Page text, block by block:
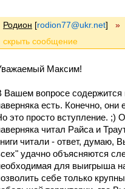
Родион [rodion77@ukr.net] »
Максим!
Вашем вопросе содержится
есть. Конечно, они
это просто вступление. ;)
читал Райса и
читали - ответ, думаю,
удачно объясняются
для выигрыша
себе только